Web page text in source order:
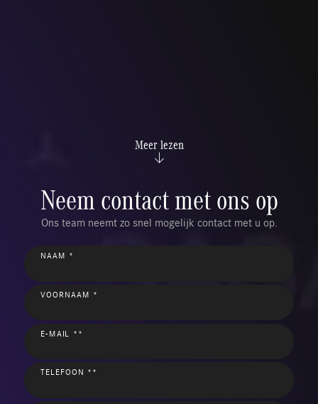
Meer lezen
Neem contact met ons op
Ons team neemt zo snel mogelijk contact met u op.
NAAM *
VOORNAAM *
E-MAIL **
TELEFOON **